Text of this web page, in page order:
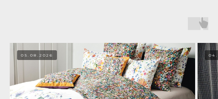
05.08.2026